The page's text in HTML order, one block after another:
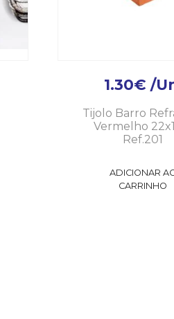
1.30€ /
Tijolo Barro
Vermelho
Ref.201
ADICIONAR
CARRINHO